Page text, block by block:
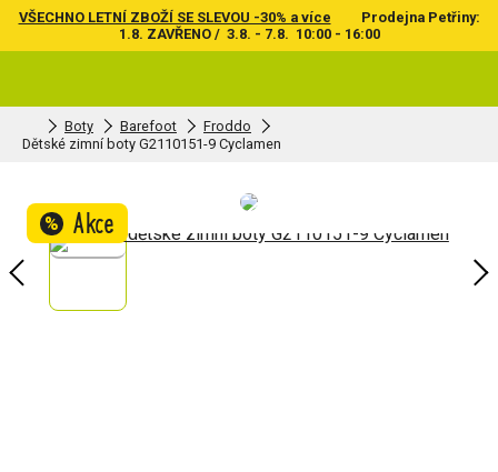
VŠECHNO LETNÍ ZBOŽÍ SE SLEVOU -30% a více
Prodejna Petřiny:
1.8. ZAVŘENO / 3.8. - 7.8. 10:00 - 16:00
Boty Barefoot
Froddo
Dětské zimní boty G2110151-9 Cyclamen
% Akce